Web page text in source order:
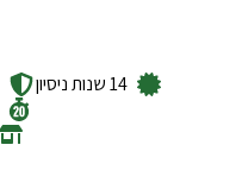
14 שנות ניסיון